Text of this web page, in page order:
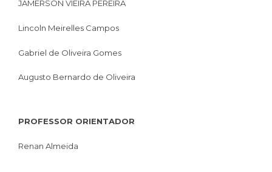
JAMERSON VIEIRA PEREIRA
Lincoln Meirelles Campos
Gabriel de Oliveira Gomes
Augusto Bernardo de Oliveira
PROFESSOR ORIENTADOR
Renan Almeida